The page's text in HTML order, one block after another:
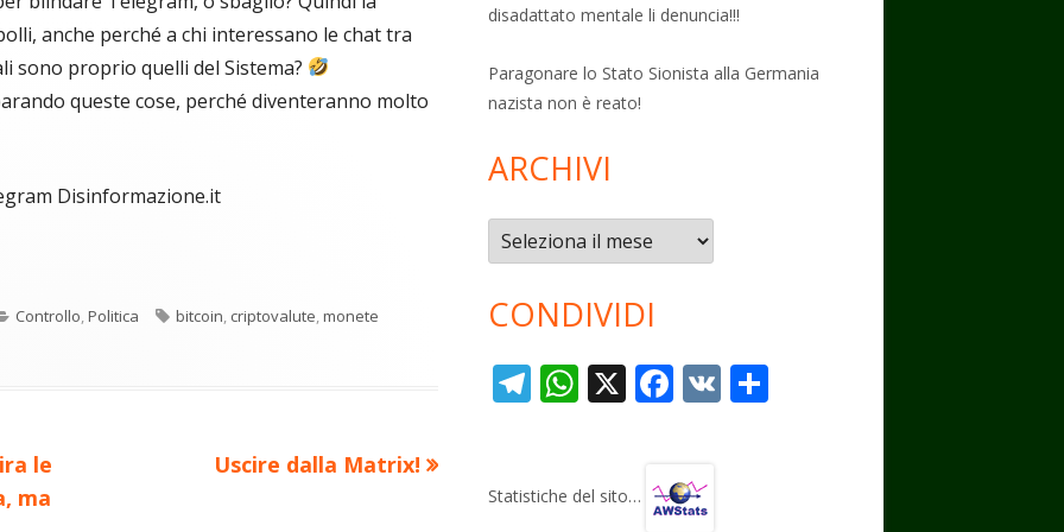
anche perché a chi interessano le chat tra
sono proprio quelli del Sistema?
queste cose, perché diventeranno molto
Disinformazione.it
Categorie
Controllo,Politica Tag
bitcoin, criptovalute,monete
le
ma
Nuovo
Uscire dalla Matrix!
disadattato mentale li denuncia!!!
Paragonare lo Stato Sionista alla Germania
nazista non è reato!
ARCHIVI
Archivi
CONDIVIDI
T
gr
W
s
X F
b
V
Statistiche del sito…